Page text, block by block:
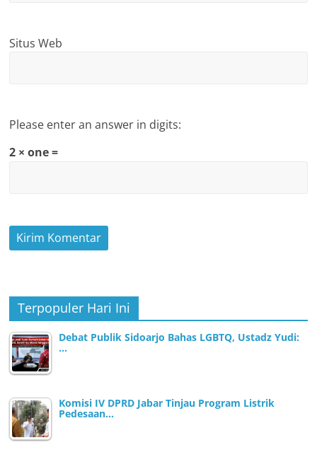
Situs Web
Please enter an answer in digits:
2 × one =
Terpopuler Hari Ini
Debat Publik Sidoarjo Bahas LGBTQ, Ustadz Yudi:
…
Komisi IV DPRD Jabar Tinjau Program Listrik
Pedesaan…